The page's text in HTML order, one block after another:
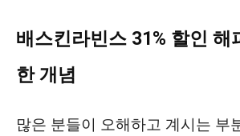
배스킨라빈스 31% 할인 해
한 개념
많은 분들이 오해하고 계시는 부